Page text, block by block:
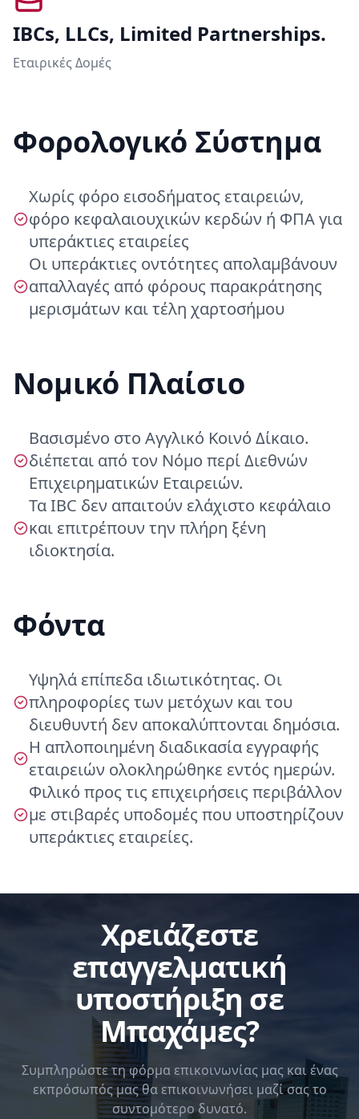
IBCs, LLCs, Limited Partnerships.
Εταιρικές Δομές
Φορολογικό Σύστημα
Χωρίς φόρο εισοδήματος εταιρειών,
φόρο κεφαλαιουχικών κερδών ή ΦΠΑ για
υπεράκτιες εταιρείες
Οι υπεράκτιες οντότητες απολαμβάνουν
απαλλαγές από φόρους παρακράτησης
μερισμάτων και τέλη χαρτοσήμου
Νομικό Πλαίσιο
Βασισμένο στο Αγγλικό Κοινό Δίκαιο.
διέπεται από τον Νόμο περί Διεθνών
Επιχειρηματικών Εταιρειών.
Τα IBC δεν απαιτούν ελάχιστο κεφάλαιο
και επιτρέπουν την πλήρη ξένη
ιδιοκτησία.
Φόντα
Υψηλά επίπεδα ιδιωτικότητας. Οι
πληροφορίες των μετόχων και του
διευθυντή δεν αποκαλύπτονται δημόσια.
Η απλοποιημένη διαδικασία εγγραφής
εταιρειών ολοκληρώθηκε εντός ημερών.
Φιλικό προς τις επιχειρήσεις περιβάλλον
με στιβαρές υποδομές που υποστηρίζουν
υπεράκτιες εταιρείες.
Χρειάζεστε
επαγγελματική
υποστήριξη σε
Μπαχάμες?
Συμπληρώστε τη φόρμα επικοινωνίας μας και ένας
εκπρόσωπός μας θα επικοινωνήσει μαζί σας το
συντομότερο δυνατό.